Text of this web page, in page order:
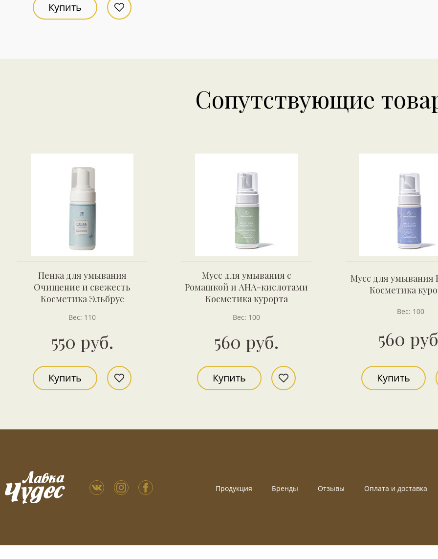
Купить
Сопутствующие
Пенка для умывания
Очищение и свежесть
Косметика Эльбрус
Вес: 110
550 руб.
Купить
Мусс для умывания с
Ромашкой и АНА-кислотами
Косметика курорта
Вес: 100
560 руб.
Купить
Мусс для умывания
Косметика
Вес: 100
560
Купить
Продукция Бренды Отзывы Оплата и доставка